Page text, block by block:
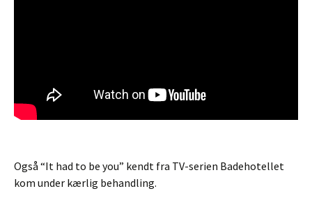
Også “It had to be you” kendt fra TV-serien Badehotellet
kom under kærlig behandling.